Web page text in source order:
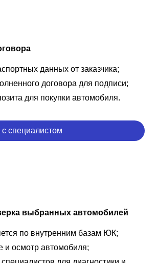
данных от заказчика;
договора для подписи;
для покупки автомобиля.
с специалистом
выбранных автомобилей
по внутренним базам ЮК;
и осмотр автомобиля;